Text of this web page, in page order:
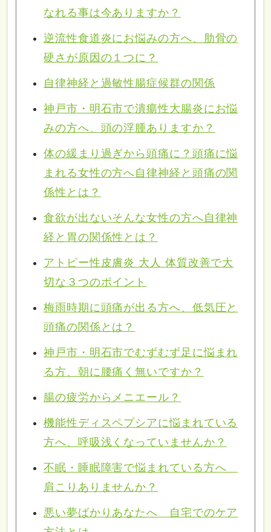
なれる事は今ありますか？
逆流性食道炎にお悩みの方へ、肋骨の
硬さが原因の１つに？
自律神経と過敏性腸症候群の関係
神戸市・明石市で潰瘍性大腸炎にお悩
みの方へ、頭の浮腫ありますか？
体の緩まり過ぎから頭痛に？頭痛に悩
まれる女性の方へ自律神経と頭痛の関
係性とは？
食欲が出ないそんな女性の方へ自律神
経と胃の関係性とは？
アトピー性皮膚炎 大人 体質改善で大
切な３つのポイント
梅雨時期に頭痛が出る方へ、低気圧と
頭痛の関係とは？
神戸市・明石市でむずむず足に悩まれ
る方、朝に腰痛く無いですか？
腸の疲労からメニエール？
機能性ディスペプシアに悩まれている
方へ、呼吸浅くなっていませんか？
不眠・睡眠障害で悩まれている方へ
肩こりありませんか？
悪い夢ばかりあなたへ 自宅でのケア